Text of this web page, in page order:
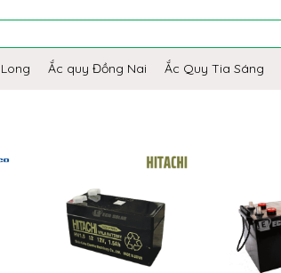
Ắc quy Đồng Nai Ắc Quy Tia Sáng